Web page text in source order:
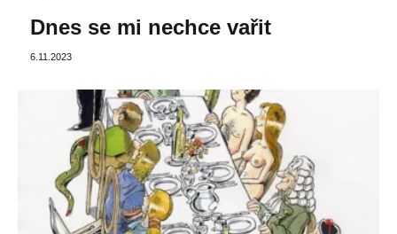
Dnes se mi nechce vařit
6.11.2023